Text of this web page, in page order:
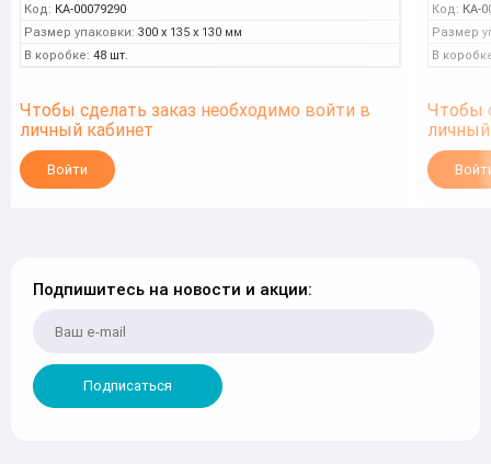
Код: КА-00079290
Размер упаковки: 300 x 135 x 130 мм
В коробке: 48 шт.
Чтобы сделать заказ необходимо войти в
личный кабинет
Войти
Код: КА-
Размер
В
Чтобы
Подпишитесь на новости и акции:
Подписаться